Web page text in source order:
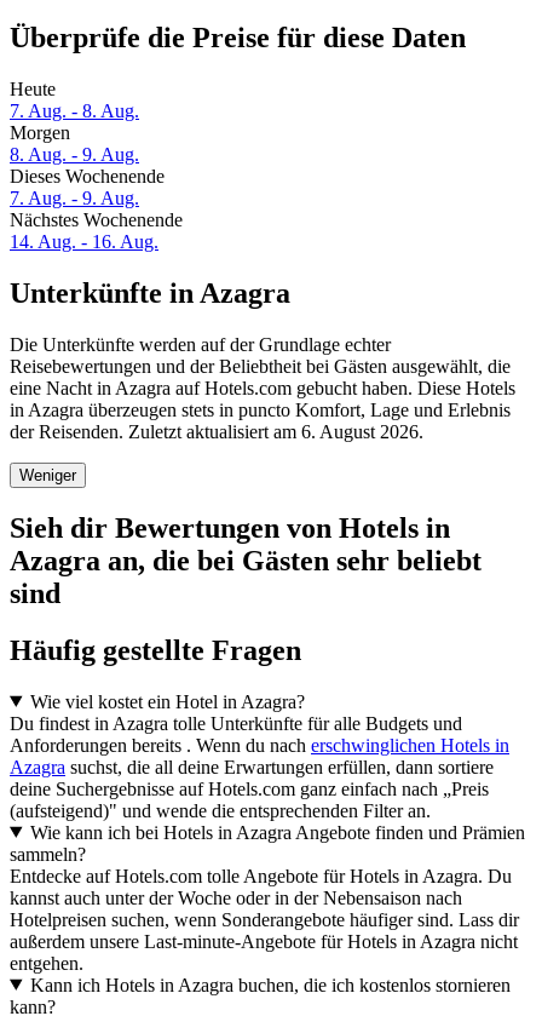
Überprüfe die Preise für diese Daten
Heute
7. Aug. - 8. Aug.
Morgen
8. Aug. - 9. Aug.
Dieses Wochenende
7. Aug. - 9. Aug.
Nächstes Wochenende
14. Aug. - 16. Aug.
Unterkünfte in Azagra
Die Unterkünfte werden auf der Grundlage echter
Reisebewertungen und der Beliebtheit bei Gästen ausgewählt, die
eine Nacht in Azagra auf Hotels.com gebucht haben. Diese Hotels
in Azagra überzeugen stets in puncto Komfort, Lage und Erlebnis
der Reisenden. Zuletzt aktualisiert am 6. August 2026.
Weniger
Sieh dir Bewertungen von Hotels in
Azagra an, die bei Gästen sehr beliebt
sind
Häufig gestellte Fragen
Wie viel kostet ein Hotel in Azagra?
Du findest in Azagra tolle Unterkünfte für alle Budgets und
Anforderungen bereits . Wenn du nach erschwinglichen Hotels in
Azagra suchst, die all deine Erwartungen erfüllen, dann sortiere
deine Suchergebnisse auf Hotels.com ganz einfach nach „Preis
(aufsteigend)" und wende die entsprechenden Filter an.
Wie kann ich bei Hotels in Azagra Angebote finden und Prämien
sammeln?
Entdecke auf Hotels.com tolle Angebote für Hotels in Azagra. Du
kannst auch unter der Woche oder in der Nebensaison nach
Hotelpreisen suchen, wenn Sonderangebote häufiger sind. Lass dir
außerdem unsere Last-minute-Angebote für Hotels in Azagra nicht
entgehen.
Kann ich Hotels in Azagra buchen, die ich kostenlos stornieren
kann?